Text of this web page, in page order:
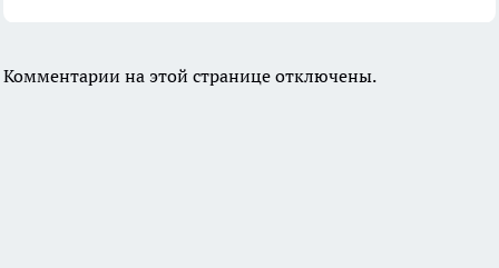
Комментарии на этой странице отключены.